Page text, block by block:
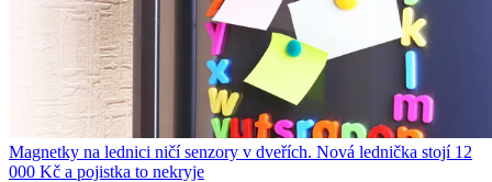
Magnetky na lednici ničí senzory v dveřích. Nová lednička stojí 12
000 Kč a pojistka to nekryje